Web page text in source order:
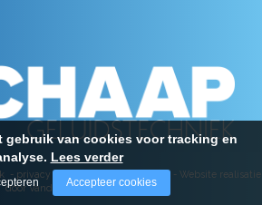
- privacy - algemene voorwaarden- Website realisatie
door Vanderperk Groep
gebruik van cookies voor tracking en
Lees verder
Accepteer cookies